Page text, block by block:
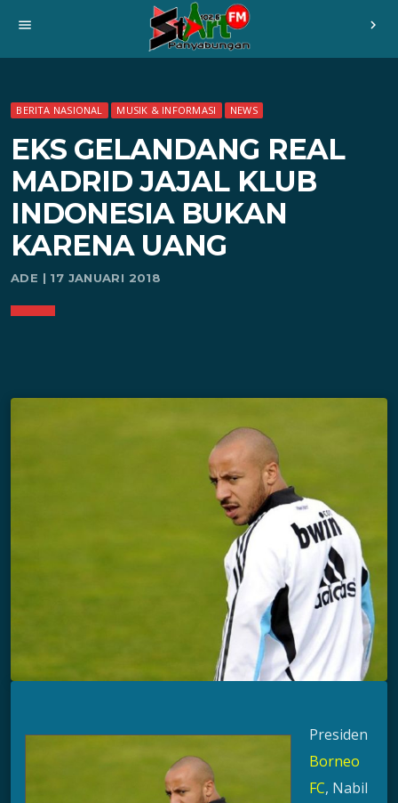
menu chevron_right
BERITA NASIONAL MUSIK & INFORMASI NEWS
EKS GELANDANG REAL
MADRID JAJAL KLUB
INDONESIA BUKAN
KARENA UANG
ADE | 17 JANUARI 2018
Presiden
Borneo
FC, Nabil